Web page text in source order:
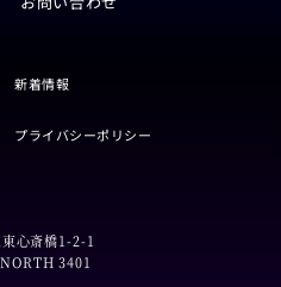
新着情報
プライバシーポリシー
心斎橋1-2-1
3401